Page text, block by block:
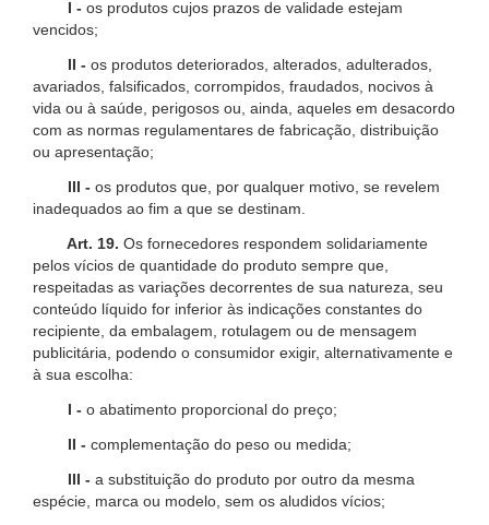
I - os produtos cujos prazos de validade estejam
vencidos;
II - os produtos deteriorados, alterados, adulterados,
avariados, falsificados, corrompidos, fraudados, nocivos à
vida ou à saúde, perigosos ou, ainda, aqueles em desacordo
com as normas regulamentares de fabricação, distribuição
ou apresentação;
III - os produtos que, por qualquer motivo, se revelem
inadequados ao fim a que se destinam.
Art. 19. Os fornecedores respondem solidariamente
pelos vícios de quantidade do produto sempre que,
respeitadas as variações decorrentes de sua natureza, seu
conteúdo líquido for inferior às indicações constantes do
recipiente, da embalagem, rotulagem ou de mensagem
publicitária, podendo o consumidor exigir, alternativamente e
à sua escolha:
I - o abatimento proporcional do preço;
II - complementação do peso ou medida;
III - a substituição do produto por outro da mesma
espécie, marca ou modelo, sem os aludidos vícios;